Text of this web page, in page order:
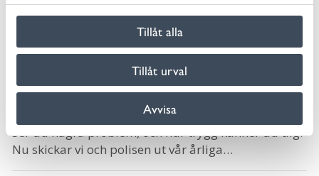
Tillåt alla
Tillåt urval
Avvisa
resor söderut välj väg 136.
Medborgardialog 2026-08-05
Dags för den årliga
trygghetsundersökningen
Hur upplever du som medborgare ditt närområde?
Ser du några problem, och hur trygg känner du dig?
Nu skickar vi och polisen ut vår årliga
trygghetsundersökning. I dagarna kommer 93 000